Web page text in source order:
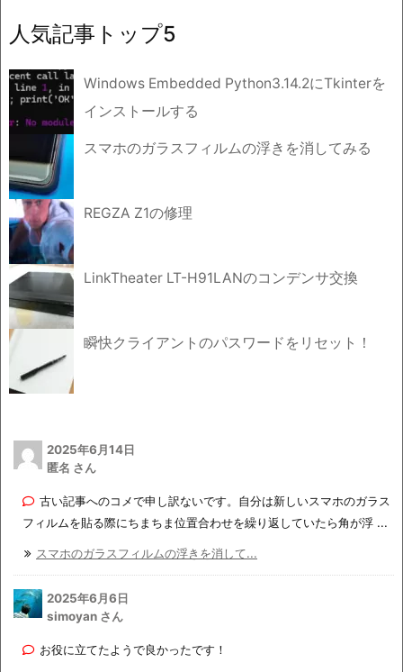
イ
ブ
人気記事トップ5
Windows Embedded Python3.14.2にTkinterを
インストールする
スマホのガラスフィルムの浮きを消してみる
REGZA Z1の修理
LinkTheater LT-H91LANのコンデンサ交換
瞬快クライアントのパスワードをリセット！
2025年6月14日
匿名 さん
古い記事へのコメで申し訳ないです。自分は新しいスマホのガラス
フィルムを貼る際にちまちま位置合わせを繰り返していたら角が浮 ...
スマホのガラスフィルムの浮きを消して...
2025年6月6日
simoyan さん
お役に立てたようで良かったです！